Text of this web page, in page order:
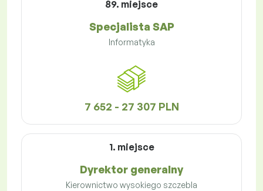
89. miejsce
Specjalista SAP
Informatyka
7 652 - 27 307 PLN
1. miejsce
Dyrektor generalny
Kierownictwo wysokiego szczebla